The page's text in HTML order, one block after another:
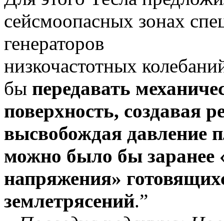
сейсмоопасных зонах
генераторов
низкочастотных
бы передавать
поверхность, создавая
высвобождая давление
можно было бы заранее
напряжения»
землетрясений.”